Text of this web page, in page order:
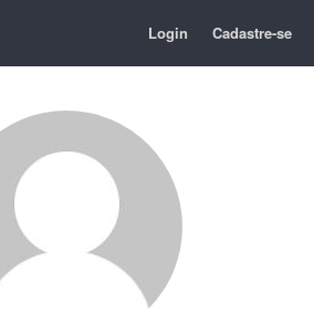
Login Cadastre-se